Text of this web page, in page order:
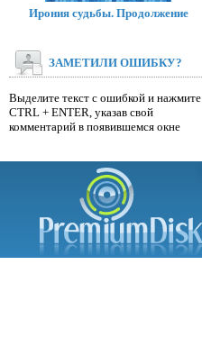
Ирония судьбы. Продолжение
ЗАМЕТИЛИ ОШИБКУ?
Выделите текст с ошибкой и нажмите
CTRL + ENTER, указав свой
комментарий в появившемся окне